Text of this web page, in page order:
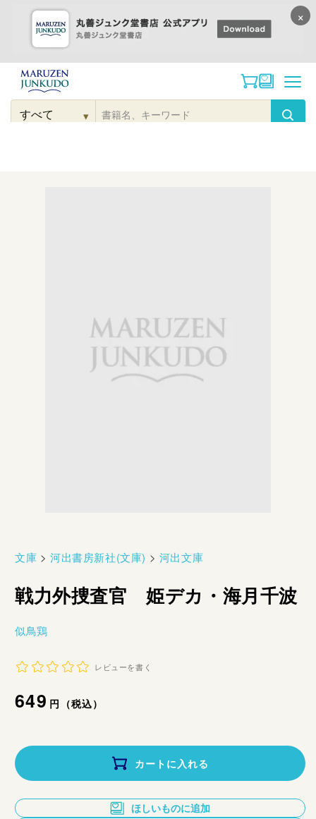
コンテンツに
進む
検
▾
文庫 >河出書房新社(文庫) > 河出文庫
戦力外捜査官 姫デカ・海月千波
似鳥鶏
レビューを書く
通
価
格
649円（税込）
カートに入れる
ほしいものに追加
×